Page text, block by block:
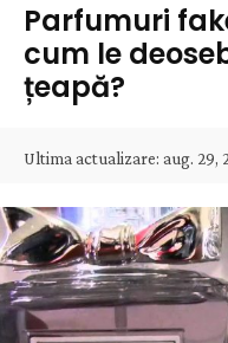
Parfumuri
cum le
țeapă?
Ultima actualizare: aug. 29,